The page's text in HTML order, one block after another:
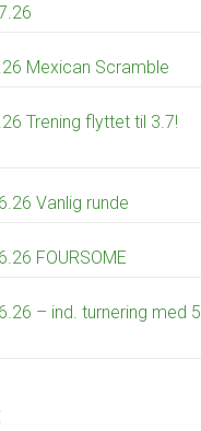
Mexican Scramble
Trening flyttet til 3.7!
Vanlig runde
FOURSOME
– ind. turnering med 5